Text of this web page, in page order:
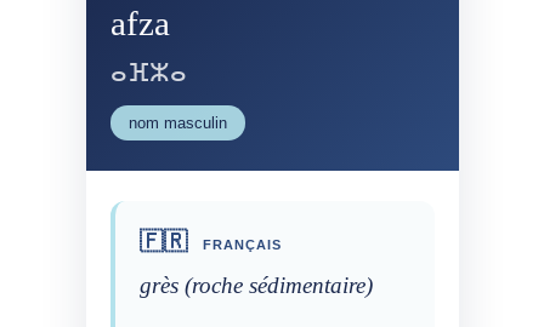
afza
ⴰⴼⵣⴰ
nom masculin
🇫🇷 FRANÇAIS
grès (roche sédimentaire)